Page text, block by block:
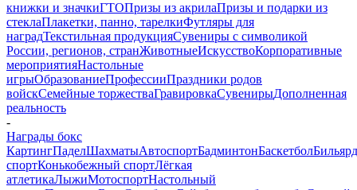
книжки и значкиГТОПризы из акрилаПризы и подарки из
стеклаПлакетки, панно, тарелкиФутляры для
наградТекстильная продукцияСувениры с символикой
России, регионов, странЖивотныеИскусствоКорпоративные
мероприятияНастольные
игрыОбразованиеПрофессииПраздники родов
войскСемейные торжестваГравировкаСувенирыДополненная
реальность
-
Награды бокс
КартингПаделШахматыАвтоспортБадминтонБаскетболБильярд
спортКонькобежный спортЛёгкая
атлетикаЛыжиМотоспортНастольный